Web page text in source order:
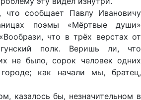
что сообщает Павлу Ивановичу
поэмы «Мёртвые души»
что в трёх верстах от
полк. Веришь ли, что
не было, сорок человек одних
как начали мы, братец,
казалось бы, незначительном в